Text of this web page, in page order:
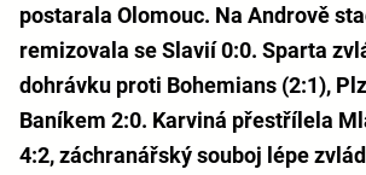
postarala Olomouc. Na Andrově
remizovala se Slavií 0:0. Sparta
dohrávku proti Bohemians (2:1),
Baníkem 2:0. Karviná přestřílela
4:2, záchranářský souboj lépe